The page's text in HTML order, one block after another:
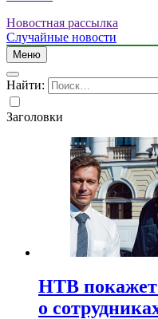
Новостная рассылка
Случайные новости
Меню
Найти:
Заголовки
НТВ
о